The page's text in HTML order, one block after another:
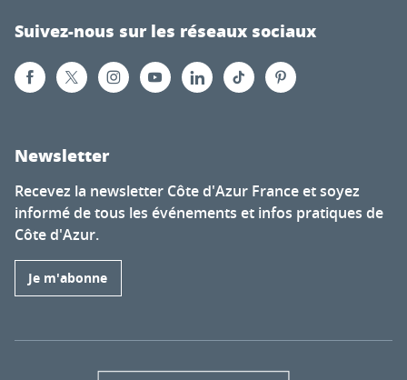
Suivez-nous sur les réseaux sociaux
Newsletter
Recevez la newsletter Côte d'Azur France et soyez
informé de tous les événements et infos pratiques de
Côte d'Azur.
Je m'abonne